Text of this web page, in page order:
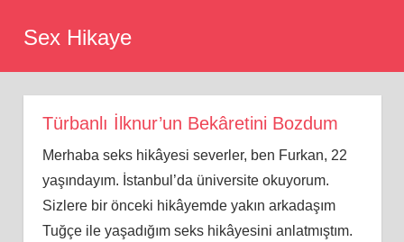
Sex Hikaye
Türbanlı İlknur’un Bekâretini Bozdum
Merhaba seks hikâyesi severler, ben Furkan, 22
yaşındayım. İstanbul’da üniversite okuyorum.
Sizlere bir önceki hikâyemde yakın arkadaşım
Tuğçe ile yaşadığım seks hikâyesini anlatmıştım.